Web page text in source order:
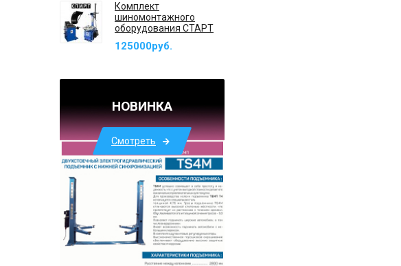
Комплект
шиномонтажного
оборудования СТАРТ
125000руб.
НОВИНКА
Смотреть